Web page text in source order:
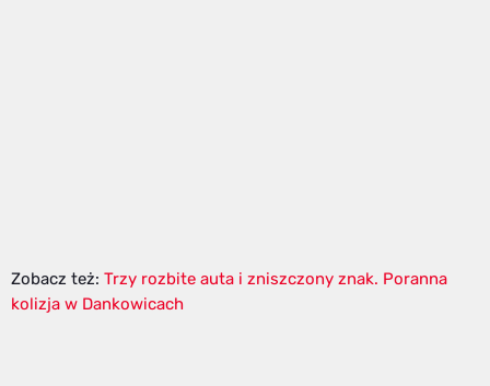
Zobacz też: Trzy rozbite auta i zniszczony znak. Poranna
kolizja w Dankowicach